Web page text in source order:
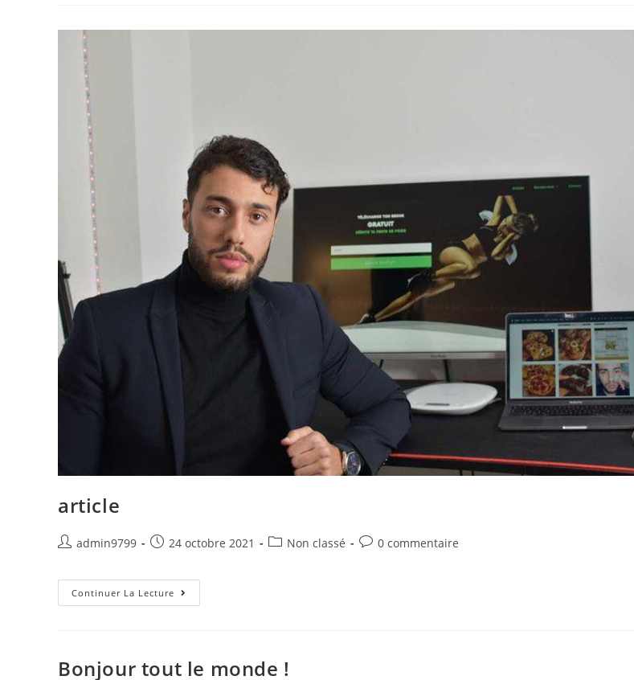
article
Postadmin9799
Post24 octobre 2021
PostNon classé
Post0 commentaire
Continuer La Lecture Article
Bonjour tout le monde !